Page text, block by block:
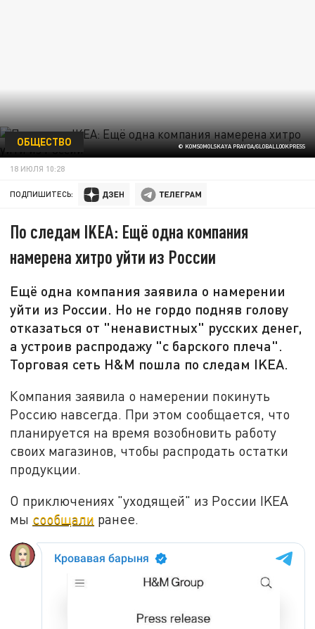
© KOMSOMOLSKAYA PRAVDA/GLOBALLOOKPRESS
ОБЩЕСТВО
18 ИЮЛЯ 10:28
ПОДПИШИТЕСЬ:
По следам IKEA: Ещё одна компания
намерена хитро уйти из России
Ещё одна компания заявила о намерении
уйти из России. Но не гордо подняв голову
отказаться от "ненавистных" русских денег,
а устроив распродажу "с барского плеча".
Торговая сеть H&M пошла по следам IKEA.
Компания заявила о намерении покинуть
Россию навсегда. При этом сообщается, что
планируется на время возобновить работу
своих магазинов, чтобы распродать остатки
продукции.
О приключениях "уходящей" из России IKEA
мы сообщали ранее.